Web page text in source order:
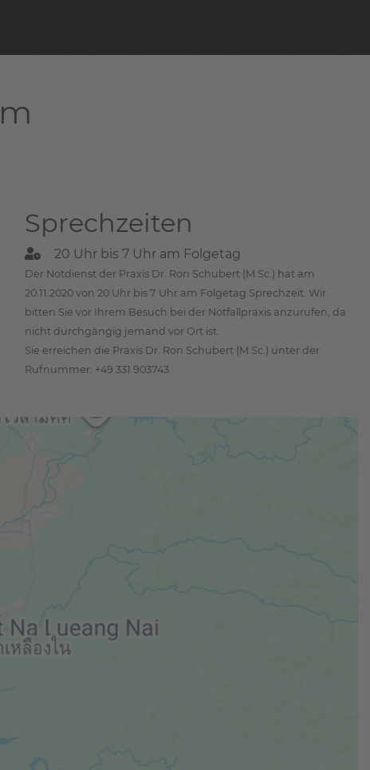
Sprechzeiten
20 Uhr bis 7 Uhr am Folgetag
Der Notdienst der Praxis Dr. Ron Schubert (M.Sc.) hat am
20.11.2020 von 20 Uhr bis 7 Uhr am Folgetag Sprechzeit. Wir
bitten Sie vor Ihrem Besuch bei der Notfallpraxis anzurufen, da
nicht durchgängig jemand vor Ort ist.
Sie erreichen die Praxis Dr. Ron Schubert (M.Sc.) unter der
Rufnummer: +49 331 903743